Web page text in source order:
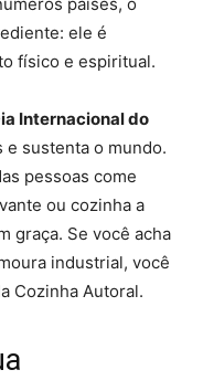
ele é
físico e espiritual.
Internacional do
e sustenta o mundo.
pessoas come
ou cozinha a
graça. Se você acha
industrial, você
Cozinha Autoral.